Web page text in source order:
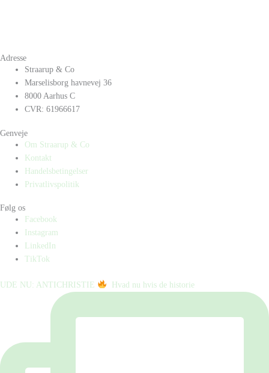
Adresse
Straarup & Co
Marselisborg havnevej 36
8000 Aarhus C
CVR: 61966617
Genveje
Om Straarup & Co
Kontakt
Handelsbetingelser
Privatlivspolitik
Følg os
Facebook
Instagram
LinkedIn
TikTok
UDE NU: ANTICHRISTIE ⁠ ⁠ Hvad nu hvis de historie